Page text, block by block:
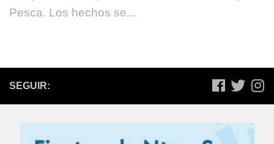
Pesca. Los hechos se...
SEGUIR: